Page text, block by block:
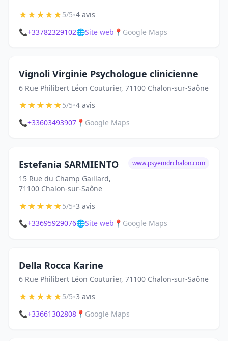
★★★★★5/5•4 avis
📞+33782329102🌐Site web 📍 Google Maps
Vignoli Virginie Psychologue clinicienne
6 Rue Philibert Léon Couturier, 71100 Chalon-sur-Saône
★★★★★5/5•4 avis
📞+33603493907 📍 Google Maps
Estefania SARMIENTO
15 Rue du Champ Gaillard,
71100 Chalon-sur-Saône
www.psyemdrchalon.com
★★★★★5/5•3 avis
📞+33695929076🌐Site web 📍 Google Maps
Della Rocca Karine
6 Rue Philibert Léon Couturier, 71100 Chalon-sur-Saône
★★★★★5/5•3 avis
📞+33661302808 📍 Google Maps